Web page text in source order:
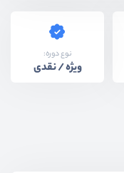
نوع دوره:
ویژه / نقدی